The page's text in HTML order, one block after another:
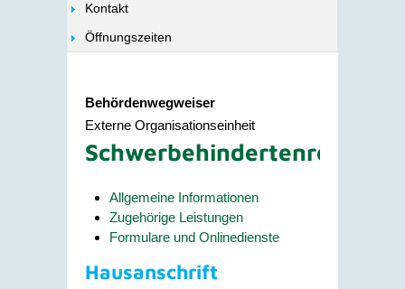
Kontakt
Öffnungszeiten
Behördenwegweiser
Externe Organisationseinheit
Schwerbehindertenrecht
Allgemeine Informationen
Zugehörige Leistungen
Formulare und Onlinedienste
Hausanschrift